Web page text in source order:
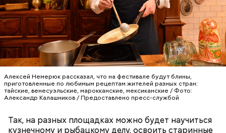
Алексей Немерюк рассказал, что на фестивале будут блины,
приготовленные по любимым рецептам жителей разных стран:
тайские, венесуэльские, марокканские, мексиканские / Фото:
Александр Калашников / Предоставлено пресс-службой
Так, на разных площадках можно будет научиться
кузнечному и рыбацкому делу, освоить старинные